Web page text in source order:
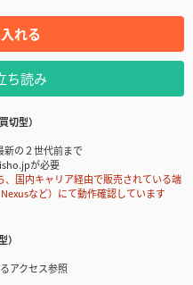
れる
ち読み
切型）
の２世代前まで
が必要
国内キャリア経由で販売されている端
など）にて動作確認しています
）
アクセス参照